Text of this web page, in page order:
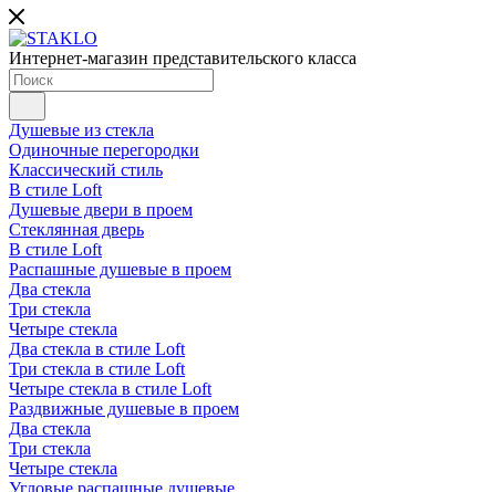
Интернет-магазин представительского класса
Душевые из стекла
Одиночные перегородки
Классический стиль
В стиле Loft
Душевые двери в проем
Стеклянная дверь
В стиле Loft
Распашные душевые в проем
Два стекла
Три стекла
Четыре стекла
Два стекла в стиле Loft
Три стекла в стиле Loft
Четыре стекла в стиле Loft
Раздвижные душевые в проем
Два стекла
Три стекла
Четыре стекла
Угловые распашные душевые